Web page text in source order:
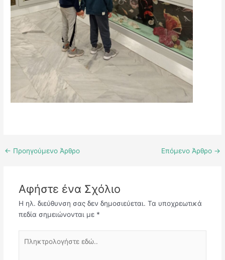
← Προηγούμενο Άρθρο Επόμενο Άρθρο →
Αφήστε ένα Σχόλιο
Η ηλ. διεύθυνση σας δεν δημοσιεύεται. Τα υποχρεωτικά
πεδία σημειώνονται με *
εδώ..